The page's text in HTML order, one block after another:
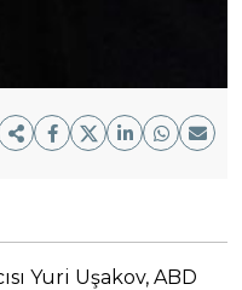
Yuri Uşakov, ABD